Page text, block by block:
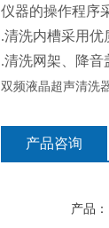
仪器的操作程序
.清洗内槽采用优
.清洗网架、降音
双频液晶超声清洗
产品咨询
产品：